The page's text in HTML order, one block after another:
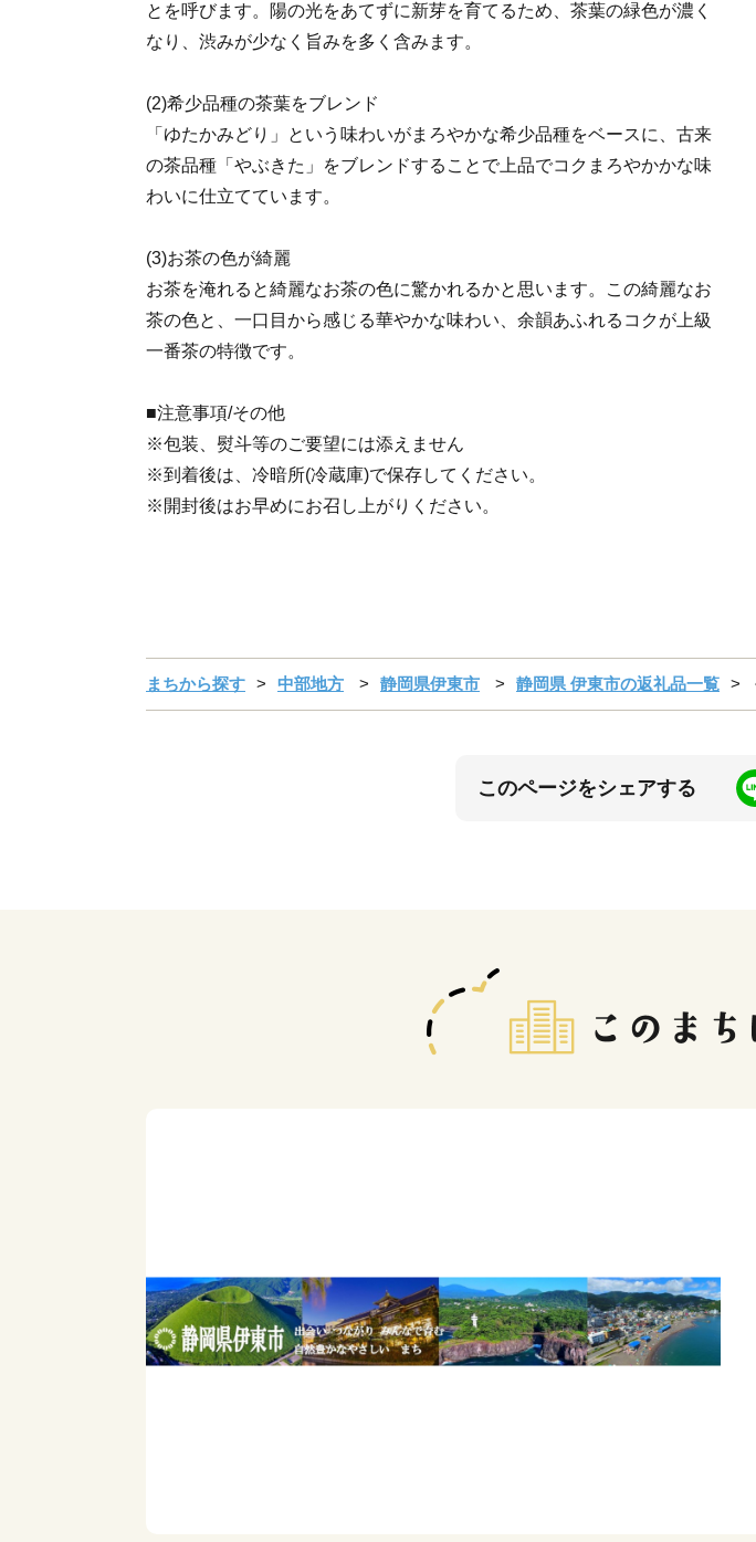
とを呼びます。陽の光をあてずに新芽を育てるため、茶葉の緑色が濃く
なり、渋みが少なく旨みを多く含みます。
(2)希少品種の茶葉をブレンド
「ゆたかみどり」という味わいがまろやかな希少品種をベースに、古来
の茶品種「やぶきた」をブレンドすることで上品でコクまろやかかな味
わいに仕立てています。
(3)お茶の色が綺麗
お茶を淹れると綺麗なお茶の色に驚かれるかと思います。この綺麗なお
茶の色と、一口目から感じる華やかな味わい、余韻あふれるコクが上級
一番茶の特徴です。
■注意事項/その他
※包装、熨斗等のご要望には添えません
※到着後は、冷暗所(冷蔵庫)で保存してください。
※開封後はお早めにお召し上がりください。
まちから探す 中部地方 静岡県伊東市 静岡県 伊東市の返礼品一覧
このページをシェアする